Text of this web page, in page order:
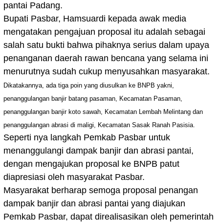
pantai Padang.
Bupati Pasbar, Hamsuardi kepada awak media
mengatakan pengajuan proposal itu adalah sebagai
salah satu bukti bahwa pihaknya serius dalam upaya
penanganan daerah rawan bencana yang selama ini
menurutnya sudah cukup menyusahkan masyarakat.
Dikatakannya, ada tiga poin yang diusulkan ke BNPB yakni,
penanggulangan banjir batang pasaman, Kecamatan Pasaman,
penanggulangan banjir koto sawah, Kecamatan Lembah Melintang dan
penanggulangan abrasi di maligi, Kecamatan Sasak Ranah Pasisia.
Seperti nya langkah Pemkab Pasbar untuk
menanggulangi dampak banjir dan abrasi pantai,
dengan mengajukan proposal ke BNPB patut
diapresiasi oleh masyarakat Pasbar.
Masyarakat berharap semoga proposal penangan
dampak banjir dan abrasi pantai yang diajukan
Pemkab Pasbar, dapat direalisasikan oleh pemerintah